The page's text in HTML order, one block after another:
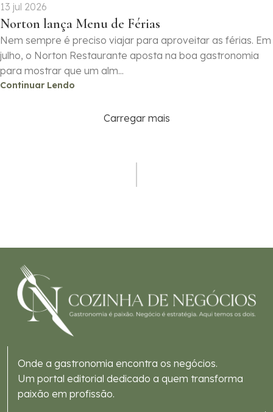
13 jul 2026
Norton lança Menu de Férias
Nem sempre é preciso viajar para aproveitar as férias. Em
julho, o Norton Restaurante aposta na boa gastronomia
para mostrar que um alm...
Continuar Lendo
Carregar mais
Onde a gastronomia encontra os negócios.
Um portal editorial dedicado a quem transforma
paixão em profissão.